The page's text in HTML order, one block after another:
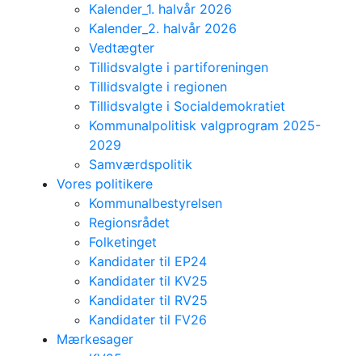
Kalender_1. halvår 2026
Kalender_2. halvår 2026
Vedtægter
Tillidsvalgte i partiforeningen
Tillidsvalgte i regionen
Tillidsvalgte i Socialdemokratiet
Kommunalpolitisk valgprogram 2025-
2029
Samværdspolitik
Vores politikere
Kommunalbestyrelsen
Regionsrådet
Folketinget
Kandidater til EP24
Kandidater til KV25
Kandidater til RV25
Kandidater til FV26
Mærkesager